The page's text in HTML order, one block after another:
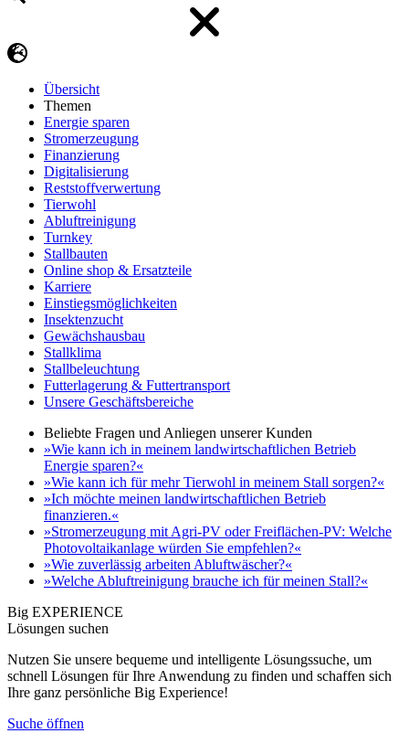
Übersicht
Themen
Energie sparen
Stromerzeugung
Finanzierung
Digitalisierung
Reststoffverwertung
Tierwohl
Abluftreinigung
Turnkey
Stallbauten
Online shop & Ersatzteile
Karriere
Einstiegsmöglichkeiten
Insektenzucht
Gewächshausbau
Stallklima
Stallbeleuchtung
Futterlagerung & Futtertransport
Unsere Geschäftsbereiche
Beliebte Fragen und Anliegen unserer Kunden
»Wie kann ich in meinem landwirtschaftlichen Betrieb
Energie sparen?«
»Wie kann ich für mehr Tierwohl in meinem Stall sorgen?«
»Ich möchte meinen landwirtschaftlichen Betrieb
finanzieren.«
»Stromerzeugung mit Agri-PV oder Freiflächen-PV: Welche
Photovoltaikanlage würden Sie empfehlen?«
»Wie zuverlässig arbeiten Abluftwäscher?«
»Welche Abluftreinigung brauche ich für meinen Stall?«
Big EXPERIENCE
Lösungen suchen
Nutzen Sie unsere bequeme und intelligente Lösungssuche, um
schnell Lösungen für Ihre Anwendung zu finden und schaffen sich
Ihre ganz persönliche Big Experience!
Suche öffnen